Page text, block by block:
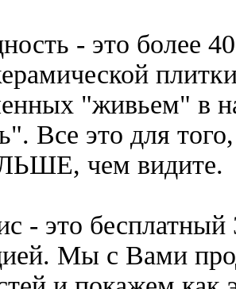
- это более
"живьем" в
Все это для
чем видите.
- это бесплатный
Мы с Вами